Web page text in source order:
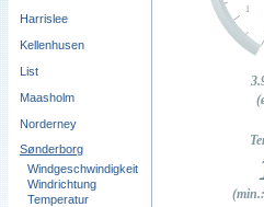
Harrislee
Kellenhusen
List
Maasholm
Norderney
Sønderborg
Windgeschwindigkeit
Windrichtung
Temperatur